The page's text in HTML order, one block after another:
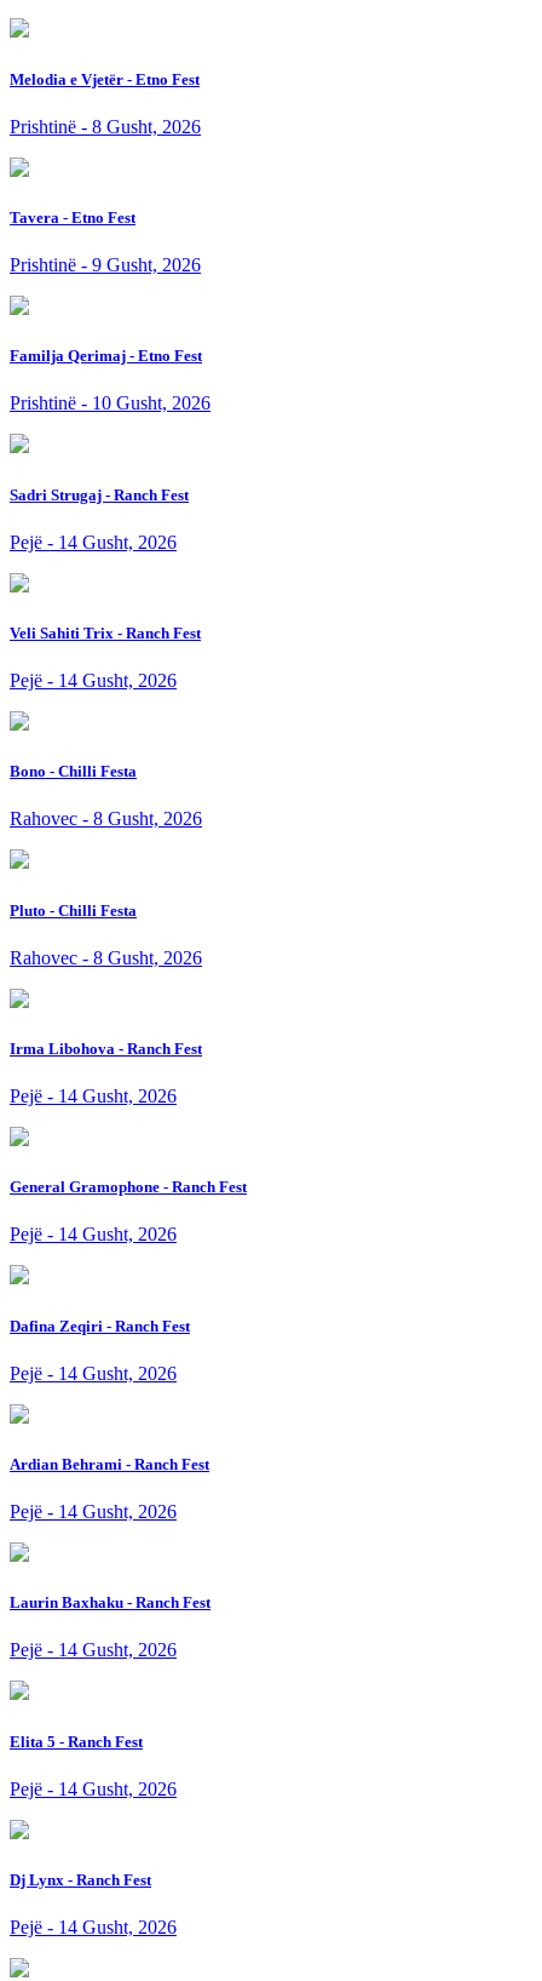
Melodia e Vjetër - Etno Fest
Prishtinë - 8 Gusht, 2026
Tavera - Etno Fest
Prishtinë - 9 Gusht, 2026
Familja Qerimaj - Etno Fest
Prishtinë - 10 Gusht, 2026
Sadri Strugaj - Ranch Fest
Pejë - 14 Gusht, 2026
Veli Sahiti Trix - Ranch Fest
Pejë - 14 Gusht, 2026
Bono - Chilli Festa
Rahovec - 8 Gusht, 2026
Pluto - Chilli Festa
Rahovec - 8 Gusht, 2026
Irma Libohova - Ranch Fest
Pejë - 14 Gusht, 2026
General Gramophone - Ranch Fest
Pejë - 14 Gusht, 2026
Dafina Zeqiri - Ranch Fest
Pejë - 14 Gusht, 2026
Ardian Behrami - Ranch Fest
Pejë - 14 Gusht, 2026
Laurin Baxhaku - Ranch Fest
Pejë - 14 Gusht, 2026
Elita 5 - Ranch Fest
Pejë - 14 Gusht, 2026
Dj Lynx - Ranch Fest
Pejë - 14 Gusht, 2026